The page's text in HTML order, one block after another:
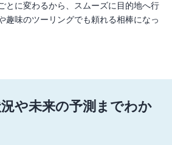
とに変わるから、スムーズに目的地へ行
趣味のツーリングでも頼れる相棒になっ
や未来の予測までわか